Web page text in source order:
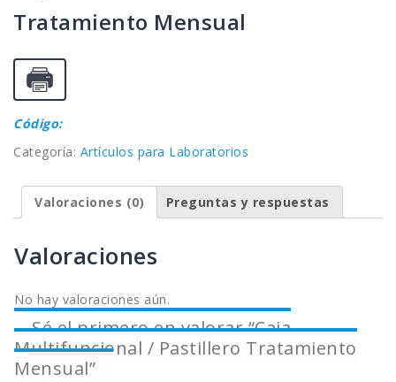
Tratamiento Mensual
Código:
Categoría: Artículos para Laboratorios
Valoraciones (0) Preguntas y respuestas
Valoraciones
No hay valoraciones aún.
Sé el primero en valorar “Caja
Multifuncional / Pastillero Tratamiento
Mensual”